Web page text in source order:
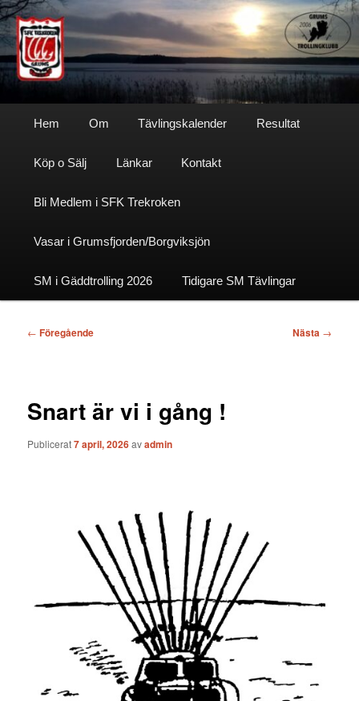
Hoppa
till
primärt
innehållSfktrekroken
Hem Om Tävlingskalender Resultat
Köp o Sälj Länkar Kontakt
Bli Medlem i SFK Trekroken
Vasar i Grumsfjorden/Borgviksjön
SM i Gäddtrolling 2026 Tidigare SM Tävlingar
Inläggsnavigering
← Föregående Nästa →
Snart är vi i gång !
Publicerat7 april, 2026avadmin